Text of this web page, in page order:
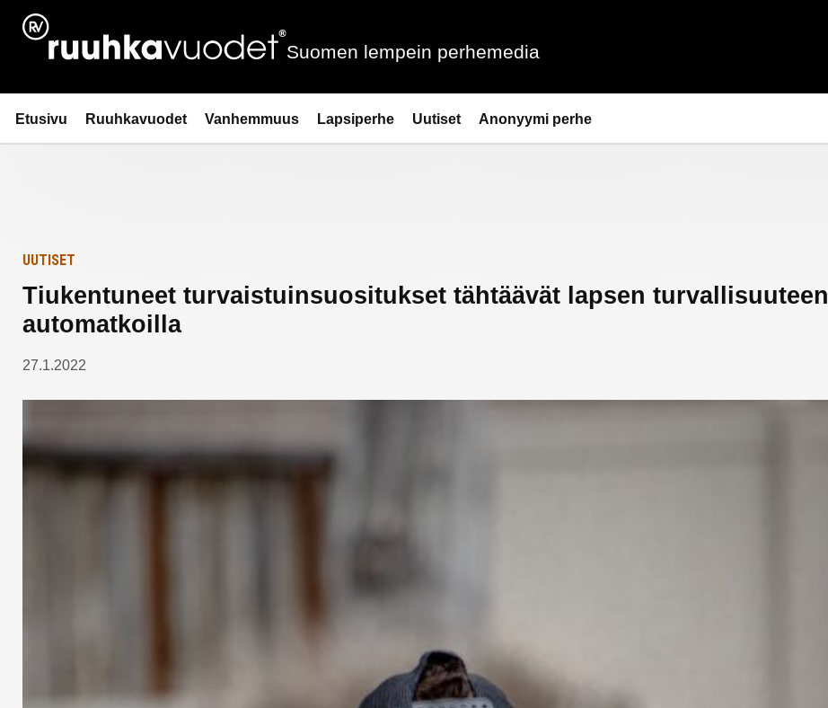
Siirry
sisältöön
Ruuhkavuodet.fi
Suomen lempein perhemedia
Etusivu Ruuhkavuodet Vanhemmuus Lapsiperhe Uutiset Anonyymi perhe
Etusivulle
UUTISET
Tiukentuneet turvaistuinsuositukset tähtäävät lapsen turvallisuuteen
automatkoilla
27.1.2022